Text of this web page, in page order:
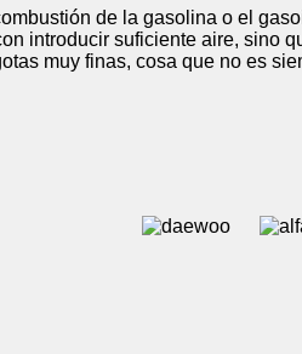
de la gasolina o el
introducir suficiente aire, sino
muy finas, cosa que no es